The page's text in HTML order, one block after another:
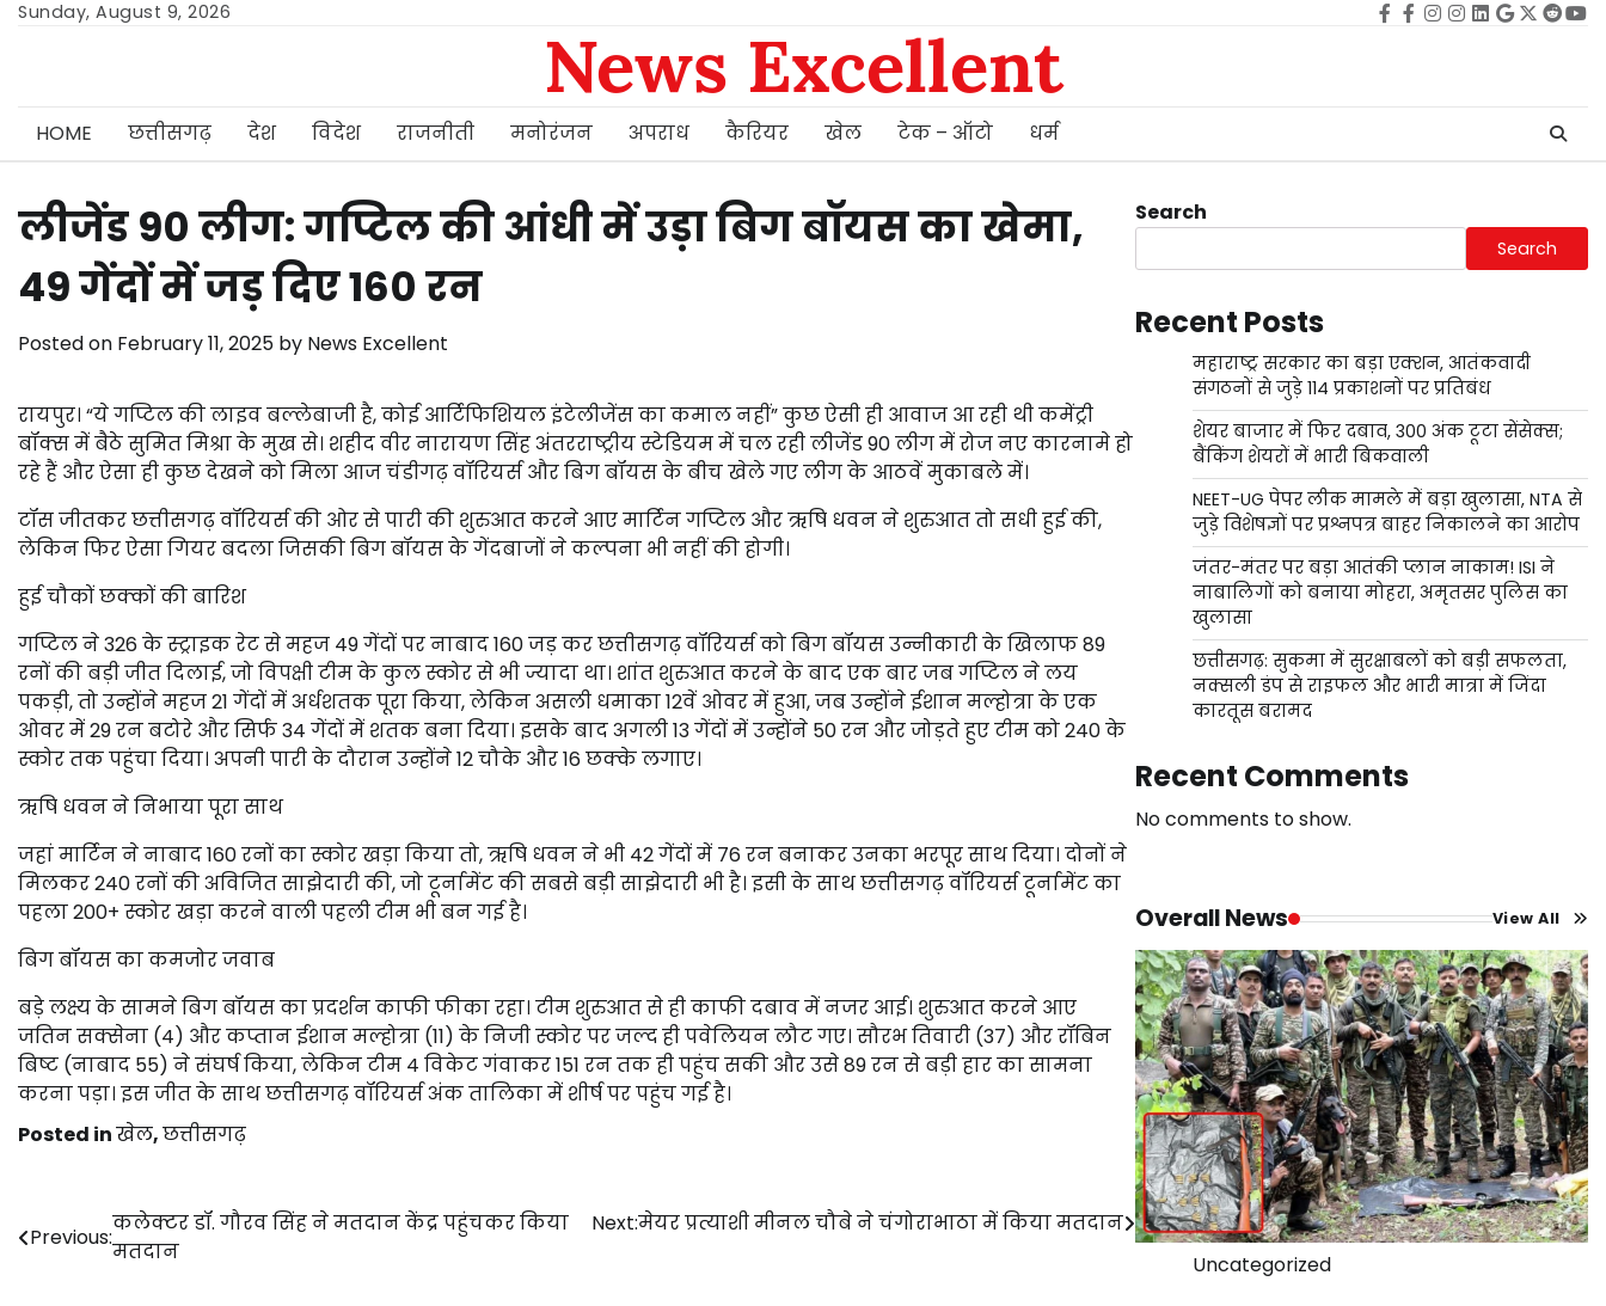
SkipSunday, August 9, 2026 Facebook
facebook
Instagram
instagram
Linkedin
google
Twitter
reddit
News Excellent
HOME छत्तीसगढ़ देश विदेश राजनीती मनोरंजन अपराध कैरियर खेल टेक – ऑटो धर्म
लीजेंड 90 लीग: गप्टिल की आंधी में उड़ा बिग बॉयस का खेमा,
49 गेंदों में जड़ दिए 160 रन
Posted on February 11, 2025 by News Excellent
रायपुर। “ये गप्टिल की लाइव बल्लेबाजी है, कोई आर्टिफिशियल इंटेलीजेंस का कमाल नहीं” कुछ ऐसी ही आवाज आ रही थी कमेंट्री
बॉक्स में बैठे सुमित मिश्रा के मुख से। शहीद वीर नारायण सिंह अंतरराष्ट्रीय स्टेडियम में चल रही लीजेंड 90 लीग में रोज नए कारनामे हो
रहे हैं और ऐसा ही कुछ देखने को मिला आज चंडीगढ़ वॉरियर्स और बिग बॉयस के बीच खेले गए लीग के आठवें मुकाबले में।
टॉस जीतकर छत्तीसगढ़ वॉरियर्स की ओर से पारी की शुरुआत करने आए मार्टिन गप्टिल और ऋषि धवन ने शुरुआत तो सधी हुई की,
लेकिन फिर ऐसा गियर बदला जिसकी बिग बॉयस के गेंदबाजों ने कल्पना भी नहीं की होगी।
हुई चौकों छक्कों की बारिश
गप्टिल ने 326 के स्ट्राइक रेट से महज 49 गेंदों पर नाबाद 160 जड़ कर छत्तीसगढ़ वॉरियर्स को बिग बॉयस उन्नीकारी के खिलाफ 89
रनों की बड़ी जीत दिलाई, जो विपक्षी टीम के कुल स्कोर से भी ज्यादा था। शांत शुरुआत करने के बाद एक बार जब गप्टिल ने लय
पकड़ी, तो उन्होंने महज 21 गेंदों में अर्धशतक पूरा किया, लेकिन असली धमाका 12वें ओवर में हुआ, जब उन्होंने ईशान मल्होत्रा के एक
ओवर में 29 रन बटोरे और सिर्फ 34 गेंदों में शतक बना दिया। इसके बाद अगली 13 गेंदों में उन्होंने 50 रन और जोड़ते हुए टीम को 240 के
स्कोर तक पहुंचा दिया। अपनी पारी के दौरान उन्होंने 12 चौके और 16 छक्के लगाए।
ऋषि धवन ने निभाया पूरा साथ
जहां मार्टिन ने नाबाद 160 रनों का स्कोर खड़ा किया तो, ऋषि धवन ने भी 42 गेंदों में 76 रन बनाकर उनका भरपूर साथ दिया। दोनों ने
मिलकर 240 रनों की अविजित साझेदारी की, जो टूर्नामेंट की सबसे बड़ी साझेदारी भी है। इसी के साथ छत्तीसगढ़ वॉरियर्स टूर्नामेंट का
पहला 200+ स्कोर खड़ा करने वाली पहली टीम भी बन गई है।
बिग बॉयस का कमजोर जवाब
बड़े लक्ष्य के सामने बिग बॉयस का प्रदर्शन काफी फीका रहा। टीम शुरुआत से ही काफी दबाव में नजर आई। शुरुआत करने आए
जतिन सक्सेना (4) और कप्तान ईशान मल्होत्रा (11) के निजी स्कोर पर जल्द ही पवेलियन लौट गए। सौरभ तिवारी (37) और रॉबिन
बिष्ट (नाबाद 55) ने संघर्ष किया, लेकिन टीम 4 विकेट गंवाकर 151 रन तक ही पहुंच सकी और उसे 89 रन से बड़ी हार का सामना
करना पड़ा। इस जीत के साथ छत्तीसगढ़ वॉरियर्स अंक तालिका में शीर्ष पर पहुंच गई है।
Posted inखेल,छत्तीसगढ़
Post
navigation
Previous:
कलेक्टर डॉ. गौरव सिंह ने मतदान केंद्र पहुंचकर किया
मतदान
Next:मेयर प्रत्याशी मीनल चौबे ने चंगोराभाठा में किया मतदान
Search
Search
Recent Posts
महाराष्ट्र सरकार का बड़ा एक्शन, आतंकवादी
संगठनों से जुड़े 114 प्रकाशनों पर प्रतिबंध
शेयर बाजार में फिर दबाव, 300 अंक टूटा सेंसेक्स;
बैंकिंग शेयरों में भारी बिकवाली
NEET-UG पेपर लीक मामले में बड़ा खुलासा, NTA से
जुड़े विशेषज्ञों पर प्रश्नपत्र बाहर निकालने का आरोप
जंतर-मंतर पर बड़ा आतंकी प्लान नाकाम! ISI ने
नाबालिगों को बनाया मोहरा, अमृतसर पुलिस का
खुलासा
छत्तीसगढ़: सुकमा में सुरक्षाबलों को बड़ी सफलता,
नक्सली डंप से राइफल और भारी मात्रा में जिंदा
कारतूस बरामद
Recent Comments
No comments to show.
Overall News View All
Uncategorized